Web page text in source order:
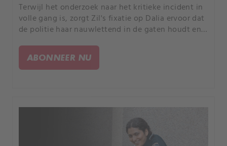
Terwijl het onderzoek naar het kritieke incident in
volle gang is, zorgt Zil's fixatie op Dalia ervoor dat
de politie haar nauwlettend in de gaten houdt en
ABONNEER NU